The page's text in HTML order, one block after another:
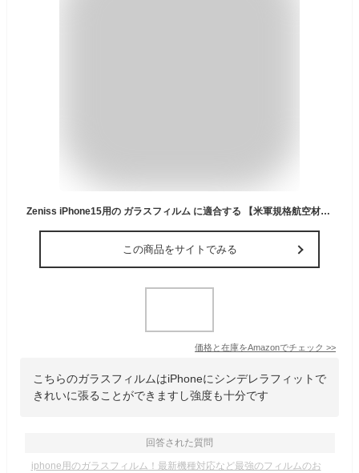
Zeniss iPhone15用の ガラスフィルム に適合する 【米軍規格航空材料&革新的なガイド枠】2枚セット iphone15 フィルム 耐衝撃·硬度10H 全面保護 アイフォン15 保護フィルム 気泡レス 自動吸着 貼りやすい いphone15 スマホフィルム 超鮮明な画質 高光沢 ブルーライトカット 目に優しい 携帯フィルム 指紋防止 飛散防止 スクラッチ防止 強化ガラス 極細黒縁あり 6.1インチ
この商品をサイトでみる
価格と在庫をAmazonでチェック >>
こちらのガラスフィルムはiPhoneにシンデレラフィットで
きれいに張ることができますし強度も十分です
回答された質問
iphone用のガラスフィルム！最新機種対応など最強のフィルムのお